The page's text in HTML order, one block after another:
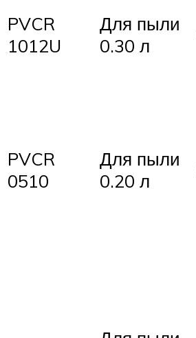
PVCR
1012U
Для пыли
0.30 л
PVCR
0510
Для пыли
0.20 л